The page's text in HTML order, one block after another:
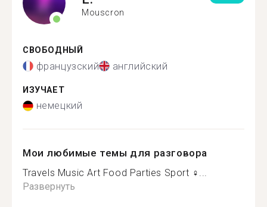
Mouscron
СВОБОДНЫЙ
французский английский
ИЗУЧАЕТ
немецкий
Мои любимые темы для разговора
Travels Music Art Food Parties Sport ‍♀...
Развернуть